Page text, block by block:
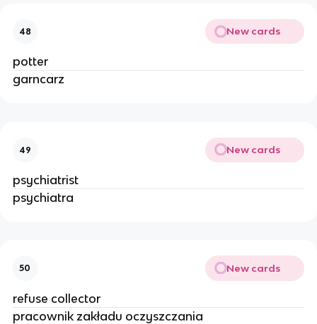
48 New cards
potter
garncarz
49 New cards
psychiatrist
psychiatra
50 New cards
refuse collector
pracownik zakładu oczyszczania